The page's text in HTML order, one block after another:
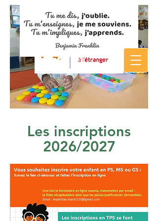
Les inscriptions
2026/2027